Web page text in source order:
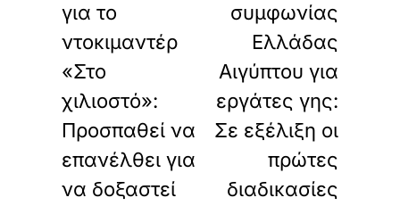
για το
ντοκιμαντέρ
«Στο
χιλιοστό»:
Προσπαθεί να
επανέλθει για
να δοξαστεί
συμφωνίας
Ελλάδας
Αιγύπτου για
εργάτες γης:
Σε εξέλιξη οι
πρώτες
διαδικασίες